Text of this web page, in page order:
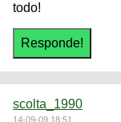
todo!
scolta_1990
14-09-09 18:51